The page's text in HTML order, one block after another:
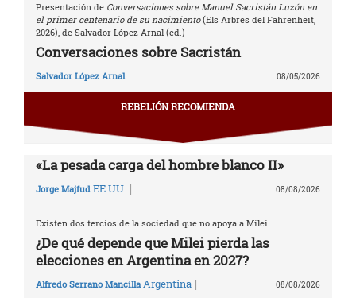
Presentación de Conversaciones sobre Manuel Sacristán Luzón en
el primer centenario de su nacimiento(Els Arbres del Fahrenheit,
2026), de Salvador López Arnal (ed.)
Conversaciones sobre Sacristán
Salvador López Arnal 08/05/2026
REBELIÓN RECOMIENDA
«La pesada carga del hombre blanco II»
Jorge Majfud EE.UU. | 08/08/2026
Existen dos tercios de la sociedad que no apoya a Milei
¿De qué depende que Milei pierda las
elecciones en Argentina en 2027?
Alfredo Serrano Mancilla Argentina | 08/08/2026